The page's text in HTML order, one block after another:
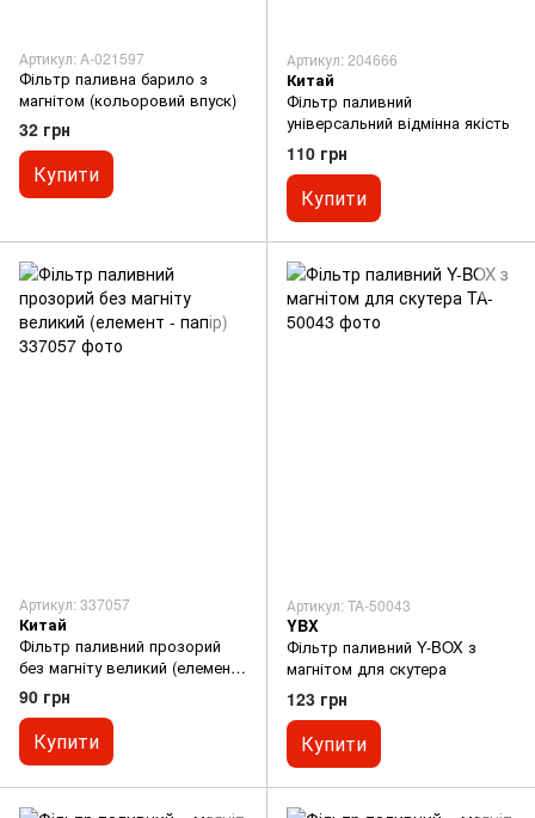
Артикул: A-021597
Фільтр паливна барило з
магнітом (кольоровий впуск)
32 грн
Купити
Артикул: 204666
Китай
Фільтр паливний
універсальний відмінна якість
110 грн
Купити
Артикул: 337057
Китай
Фільтр паливний прозорий
без магніту великий (елемент
- папір)
90 грн
Купити
Артикул: TA-50043
YBX
Фільтр паливний Y-BOX з
магнітом для скутера
123 грн
Купити